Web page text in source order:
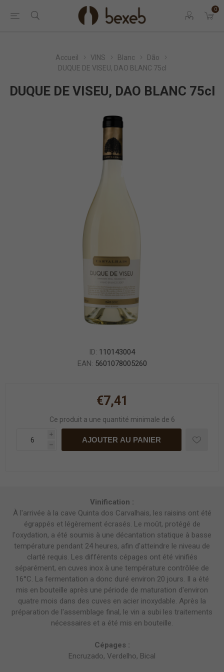
0
Accueil VINS Blanc
Dão
DUQUE DE VISEU, DAO BLANC 75cl
DUQUE DE VISEU, DAO BLANC 75cl
ID: 110143004
EAN: 5601078005260
€7,41
Ce produit a une quantité minimale de 6
i
h
AJOUTER AU PANIER
Vinification :
À l'arrivée à la cave Quinta dos Carvalhais, les raisins ont été
égrappés et légèrement écrasés. Le moût, protégé de
l'oxydation, a été soumis à une décantation statique à basse
température pendant 24 heures, afin d'atteindre le niveau de
clarté requis. Les différents cépages ont été vinifiés
séparément, en cuves inox à une température contrôlée de
16°C. La fermentation a donc duré environ 20 jours. Il a été
mis en bouteille après une période de maturation d'environ
quatre mois dans des cuves en acier inoxydable. Après la
préparation de l'assemblage final, le vin a subi les traitements
nécessaires et a été mis en bouteille.
Cépages :
Encruzado, Verdelho, Bical